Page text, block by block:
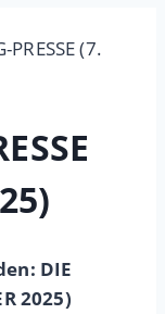
PRESSE (7.
DIE
2025)